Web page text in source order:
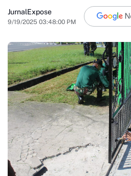
JurnalExpose
9/19/2025 03:48:00 PM